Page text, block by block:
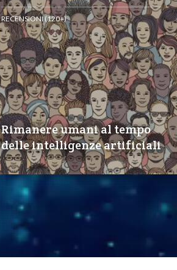
RECENSIONI (120+)
Rimanere umani al tempo
delle intelligenze artificiali